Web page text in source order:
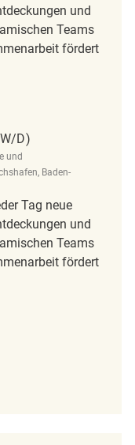
und
Teams
fördert
D)
und
Baden-
Tag neue
und
Teams
fördert